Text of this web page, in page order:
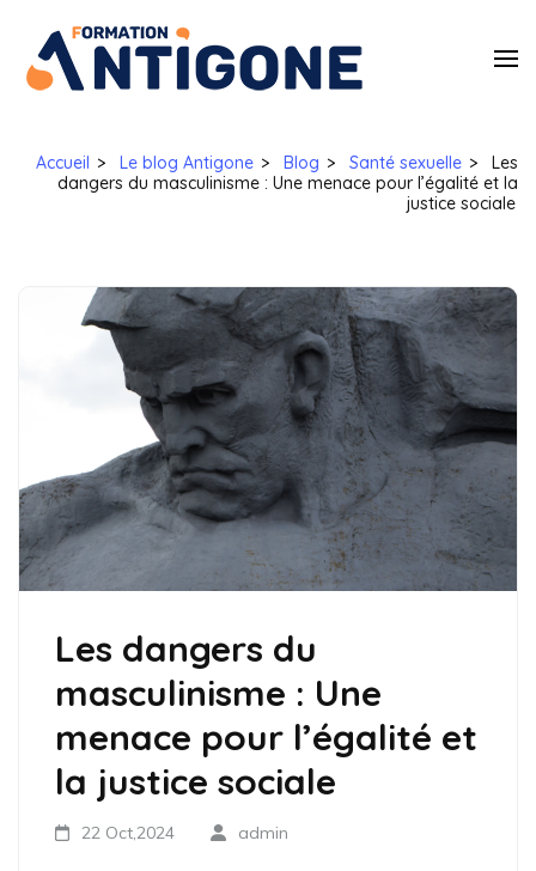
Antigone
Egalité des droits
et sexuelles
Accueil > Le blog Antigone > Blog > Santé sexuelle >
Les
dangers du masculinisme : Une menace pour l’égalité et la
justice sociale
Les dangers du
masculinisme : Une
menace pour l’égalité et
la justice sociale
22 Oct,2024 admin